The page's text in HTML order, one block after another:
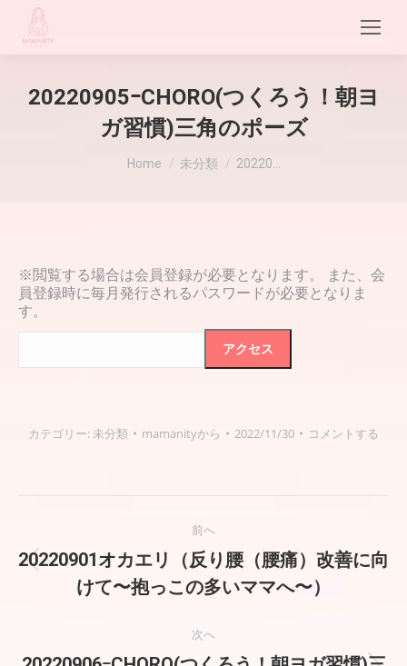
20220905ｰCHORO(つくろう！朝ヨ
ガ習慣)三角のポーズ
Home 未分類 20220…
※閲覧する場合は会員登録が必要となります。 また、会
員登録時に毎月発行されるパスワードが必要となりま
す。
カテゴリー: 未分類 mamanityから 2022/11/30 コメントする
稿
前へ
前
の
20220901オカエリ（反り腰（腰痛）改善に向
けて〜抱っこの多いママへ〜）
次へ